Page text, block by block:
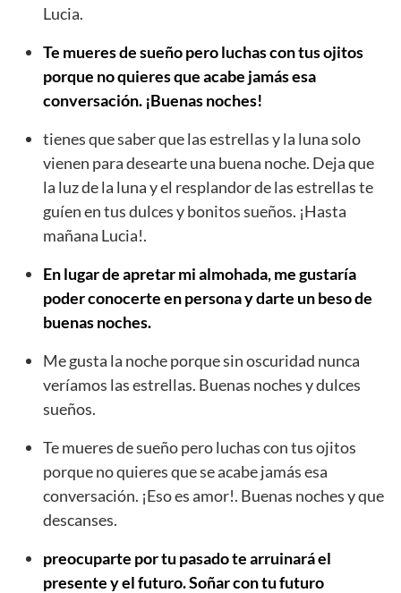
Lucia.
Te mueres de sueño pero luchas con tus ojitos
porque no quieres que acabe jamás esa
conversación. ¡Buenas noches!
tienes que saber que las estrellas y la luna solo
vienen para desearte una buena noche. Deja que
la luz de la luna y el resplandor de las estrellas te
guíen en tus dulces y bonitos sueños. ¡Hasta
mañana Lucia!.
En lugar de apretar mi almohada, me gustaría
poder conocerte en persona y darte un beso de
buenas noches.
Me gusta la noche porque sin oscuridad nunca
veríamos las estrellas. Buenas noches y dulces
sueños.
Te mueres de sueño pero luchas con tus ojitos
porque no quieres que se acabe jamás esa
conversación. ¡Eso es amor!. Buenas noches y que
descanses.
preocuparte por tu pasado te arruinará el
presente y el futuro. Soñar con tu futuro